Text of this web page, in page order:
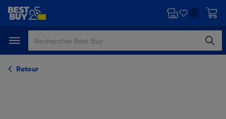
Passer
principal
Passer
Retour